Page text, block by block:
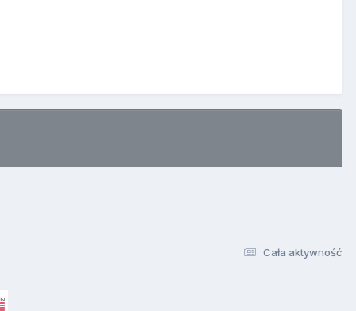
Cała aktywność